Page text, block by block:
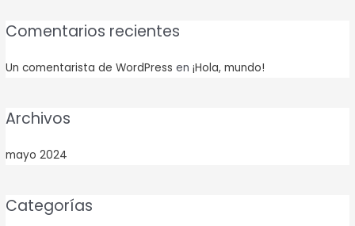
Comentarios recientes
Un comentarista de WordPress en¡Hola, mundo!
Archivos
mayo 2024
Categorías